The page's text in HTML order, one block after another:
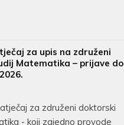
za upis na združeni
Matematika – prijave do
za združeni doktorski
- koji zajedno provode